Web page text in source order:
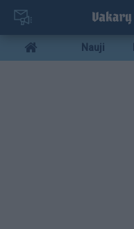
Pereiti
pagrindinį
turinį
Mobile
menu
Nauji